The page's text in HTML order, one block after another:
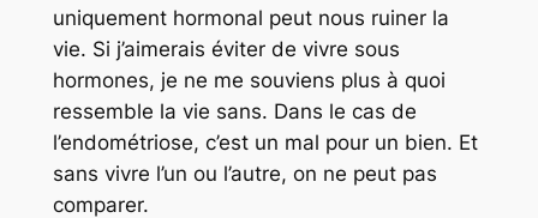
uniquement hormonal peut nous ruiner la
vie. Si j’aimerais éviter de vivre sous
hormones, je ne me souviens plus à quoi
ressemble la vie sans. Dans le cas de
l’endométriose, c’est un mal pour un bien. Et
sans vivre l’un ou l’autre, on ne peut pas
comparer.